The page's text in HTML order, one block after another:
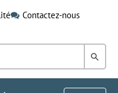
Contactez-nous
dans